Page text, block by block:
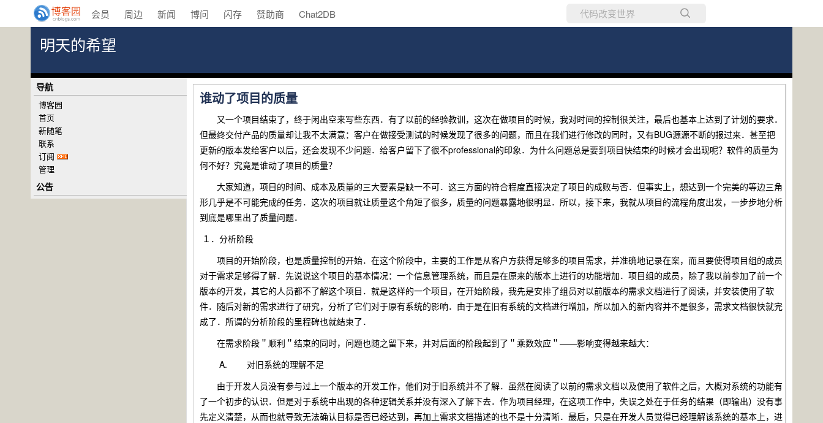
会员 周边 新闻 博问 闪存 赞助商 Chat2DB
明天的希望
谁动了项目的质量
又一个项目结束了，终于闲出空来写些东西．有了以前的经验教训，这次在做项目的时候，我对时间的控制很关注，最后也基本上达到了计划的要求．
但最终交付产品的质量却让我不太满意：客户在做接受测试的时候发现了很多的问题，而且在我们进行修改的同时，又有BUG源源不断的报过来．甚至把
更新的版本发给客户以后，还会发现不少问题．给客户留下了很不professional的印象．为什么问题总是要到项目快结束的时候才会出现呢？软件的质量为
何不好？究竟是谁动了项目的质量？
大家知道，项目的时间、成本及质量的三大要素是缺一不可．这三方面的符合程度直接决定了项目的成败与否．但事实上，想达到一个完美的等边三角
形几乎是不可能完成的任务．这次的项目就让质量这个角短了很多，质量的问题暴露地很明显．所以，接下来，我就从项目的流程角度出发，一步步地分析
到底是哪里出了质量问题．
１． 分析阶段
项目的开始阶段，也是质量控制的开始．在这个阶段中，主要的工作是从客户方获得足够多的项目需求，并准确地记录在案，而且要使得项目组的成员
对于需求足够得了解．先说说这个项目的基本情况：一个信息管理系统，而且是在原来的版本上进行的功能增加．项目组的成员，除了我以前参加了前一个
版本的开发，其它的人员都不了解这个项目．就是这样的一个项目，在开始阶段，我先是安排了组员对以前版本的需求文档进行了阅读，并安装使用了软
件．随后对新的需求进行了研究，分析了它们对于原有系统的影响．由于是在旧有系统的文档进行增加，所以加入的新内容并不是很多，需求文档很快就完
成了．所谓的分析阶段的里程碑也就结束了．
在需求阶段＂顺利＂结束的同时，问题也随之留下来，并对后面的阶段起到了＂乘数效应＂――影响变得越来越大：
A.
对旧系统的理解不足
由于开发人员没有参与过上一个版本的开发工作，他们对于旧系统并不了解．虽然在阅读了以前的需求文档以及使用了软件之后，大概对系统的功能有
了一个初步的认识．但是对于系统中出现的各种逻辑关系并没有深入了解下去．作为项目经理，在这项工作中，失误之处在于任务的结果（即输出）没有事
先定义清楚，从而也就导致无法确认目标是否已经达到，再加上需求文档描述的也不是十分清晰．最后，只是在开发人员觉得已经理解该系统的基本上，进
导航
博客园
首页
新随笔
联系
订阅
管理
公告